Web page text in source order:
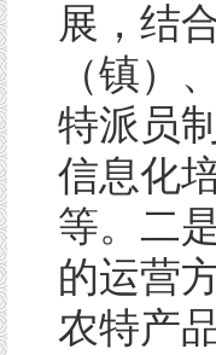
展，结
（镇）
特派员
信息化
等。二
的运营
农特产